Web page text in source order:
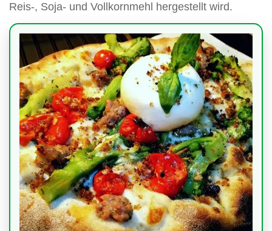
Reis-, Soja- und Vollkornmehl hergestellt wird.